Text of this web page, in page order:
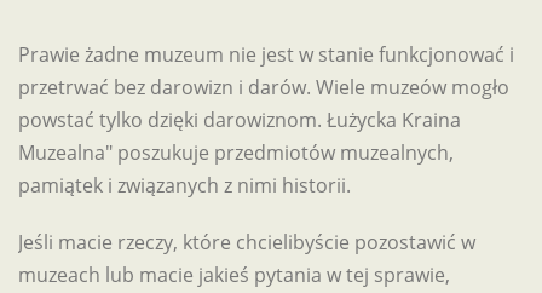
Prawie żadne muzeum nie jest w stanie funkcjonować i
przetrwać bez darowizn i darów. Wiele muzeów mogło
powstać tylko dzięki darowiznom. Łużycka Kraina
Muzealna" poszukuje przedmiotów muzealnych,
pamiątek i związanych z nimi historii.
Jeśli macie rzeczy, które chcielibyście pozostawić w
muzeach lub macie jakieś pytania w tej sprawie,